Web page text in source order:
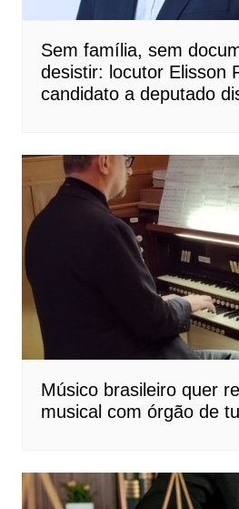
Sem família, sem
desistir: locutor Elisson
candidato a deputado
Músico brasileiro quer
musical com órgão de